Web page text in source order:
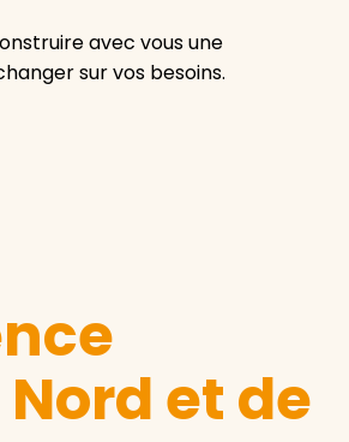
avec vous une
sur vos besoins.
Nord et de